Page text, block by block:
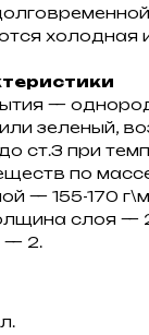
холодная
—
зеленый,
ст.3 при
по
— 155-170
слоя —
— 2.